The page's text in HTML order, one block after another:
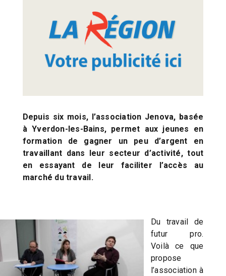
Depuis six mois, l’association Jenova, basée
à Yverdon-les-Bains, permet aux jeunes en
formation de gagner un peu d’argent en
travaillant dans leur secteur d’activité, tout
en essayant de leur faciliter l’accès au
marché du travail.
Du travail de
futur pro.
Voilà ce que
propose
l’association à